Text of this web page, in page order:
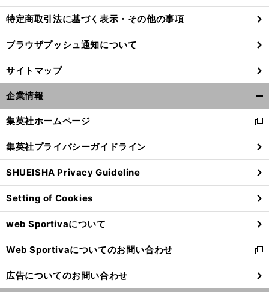
特定商取引法に基づく表示・その他の事項
ブラウザプッシュ通知について
サイトマップ
企業情報
閉
る
集英社ホームページ
新
し
い
ウ
ィ
ン
ド
ウ
で
開
く
集英社プライバシーガイドライン
SHUEISHA Privacy Guideline
Setting of Cookies
web Sportivaについて
Web Sportivaについてのお問い合わせ
新
し
い
広告についてのお問い合わせ